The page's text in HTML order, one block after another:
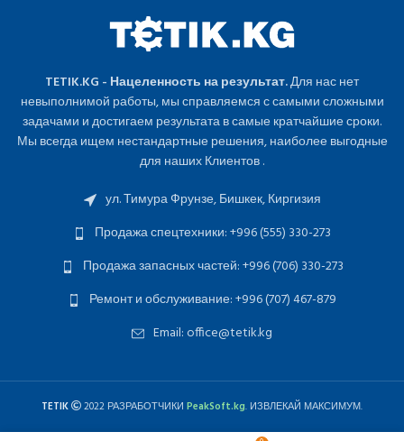
TETIK.KG - Нацеленность на результат.Для нас нет
невыполнимой работы, мы справляемся с самыми сложными
задачами и достигаем результата в самые кратчайшие сроки.
Мы всегда ищем нестандартные решения, наиболее выгодные
для наших Клиентов .
ул. Тимура Фрунзе, Бишкек, Киргизия
Продажа спецтехники: +996 (555) 330-273
Продажа запасных частей: +996 (706) 330-273
Ремонт и обслуживание: +996 (707) 467-879
Email: office@tetik.kg
TETIK 2022 РАЗРАБОТЧИКИ PeakSoft.kg. ИЗВЛЕКАЙ МАКСИМУМ.